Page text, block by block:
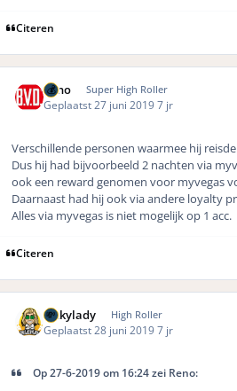
Citeren
Reno Super High Roller
Geplaatst 27 juni 20197 jr
Verschillende personen waarmee hij
Dus hij had bijvoorbeeld 2 nachten via
ook een reward genomen voor myvegas
Daarnaast had hij ook via andere loyalty
Alles via myvegas is niet mogelijk op 1 acc.
Citeren
luckylady High Roller
Geplaatst 28 juni 20197 jr
Op 27-6-2019 om 16:24 zei Reno: